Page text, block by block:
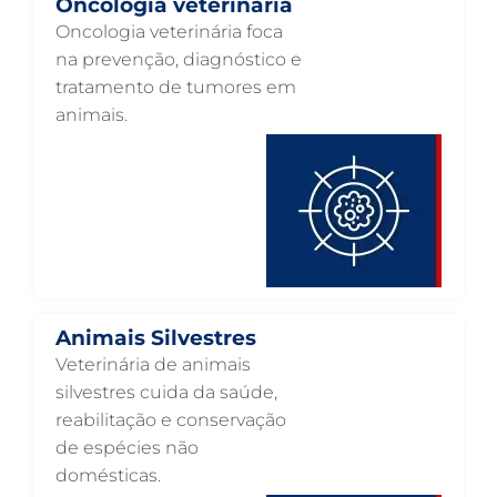
HOSPITAL PARA ANIMAIS EM GUARULHOS
HEMATOLOGIA VETERINÁRIA EM GUARULHOS
GASTROENTEROLOGIA VETERINÁRIA EM GUARULHOS
FARMÁCIA VETERINÁRIA EM GUARULHOS
ENDOSCOPIA EM PETS EM GUARULHOS
ENDOCRINOLOGIA VETERINÁRIA EM GUARULHOS
EMERGÊNCIA VETERINÁRIA EM GUARULHOS
EMERGÊNCIA PARA PETS EM GUARULHOS
Oncologia veterinária
Oncologia veterinária foca
na prevenção, diagnóstico e
tratamento de tumores em
animais.
Animais Silvestres
Veterinária de animais
silvestres cuida da saúde,
reabilitação e conservação
de espécies não
domésticas.